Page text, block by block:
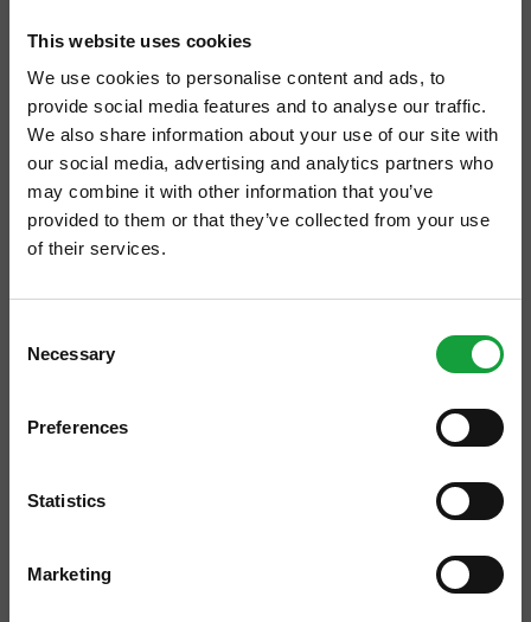
This website uses cookies
We use cookies to personalise content and ads, to
provide social media features and to analyse our traffic.
We also share information about your use of our site with
our social media, advertising and analytics partners who
may combine it with other information that you’ve
provided to them or that they’ve collected from your use
of their services.
Selection
Necessary
Preferences
Statistics
Marketing
proprio ingresso nelle nostre giornate,
tempi”: una lista di meno e di più, meno
favore di gesti più lenti, sorrisi più veri oltre
ISCRIVITI ALLA NEWSLETTER
Resta aggiornato su tutte le ultime novita nel campo